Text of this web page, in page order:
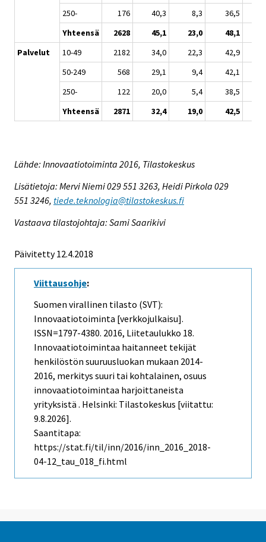
250-
176 40,3 8,3 36,5
Yhteensä
2628 45,1 23,0 48,1
Palvelut
10-49 2182 34,0 22,3 42,9
50-249
568 29,1 9,4 42,1
250-
122 20,0 5,4 38,5
Yhteensä
2871 32,4 19,0 42,5
Lähde: Innovaatiotoiminta 2016, Tilastokeskus
Lisätietoja: Mervi Niemi 029 551 3263, Heidi Pirkola 029
551 3246, tiede.teknologia@tilastokeskus.fi
Vastaava tilastojohtaja: Sami Saarikivi
Päivitetty 12.4.2018
Viittausohje:
Suomen virallinen tilasto (SVT):
Innovaatiotoiminta [verkkojulkaisu].
ISSN=1797-4380. 2016, Liitetaulukko 18.
Innovaatiotoimintaa haitanneet tekijät
henkilöstön suuruusluokan mukaan 2014-
2016, merkitys suuri tai kohtalainen, osuus
innovaatiotoimintaa harjoittaneista
yrityksistä . Helsinki: Tilastokeskus [viitattu:
9.8.2026].
Saantitapa:
https://stat.fi/til/inn/2016/inn_2016_2018-
04-12_tau_018_fi.html